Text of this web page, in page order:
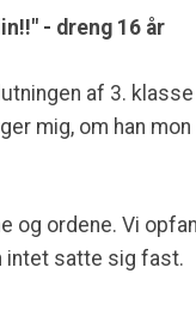
- dreng 16 år
af 3. klasse
mig, om han mon
og ordene. Vi
intet satte sig fast.